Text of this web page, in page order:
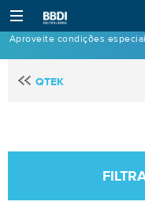
Aproveite condições
QTEK